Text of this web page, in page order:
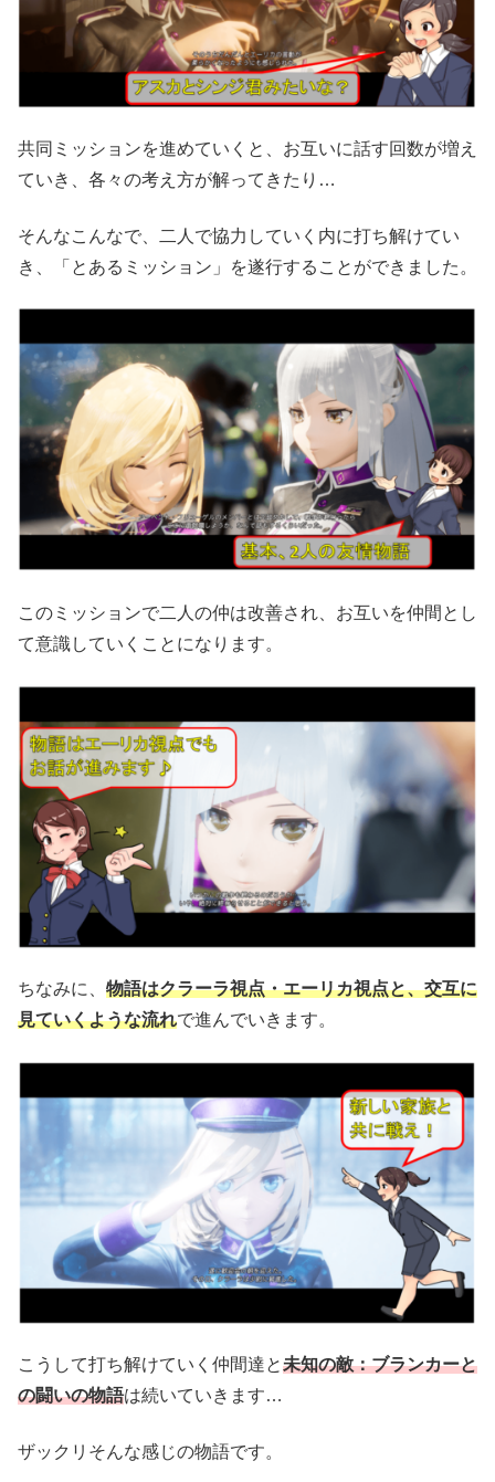
共同ミッションを進めていくと、お互いに話す回数が増え
ていき、各々の考え方が解ってきたり…
そんなこんなで、二人で協力していく内に打ち解けてい
き、「とあるミッション」を遂行することができました。
このミッションで二人の仲は改善され、お互いを仲間とし
て意識していくことになります。
ちなみに、 物語はクラーラ視点・エーリカ視点と、交互に
見ていくような流れで進んでいきます。
こうして打ち解けていく仲間達と未知の敵：ブランカーと
の闘いの物語は続いていきます…
ザックリそんな感じの物語です。